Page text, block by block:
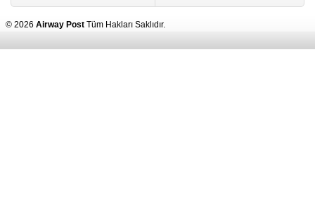
© 2026 Airway Post Tüm Hakları Saklıdır.